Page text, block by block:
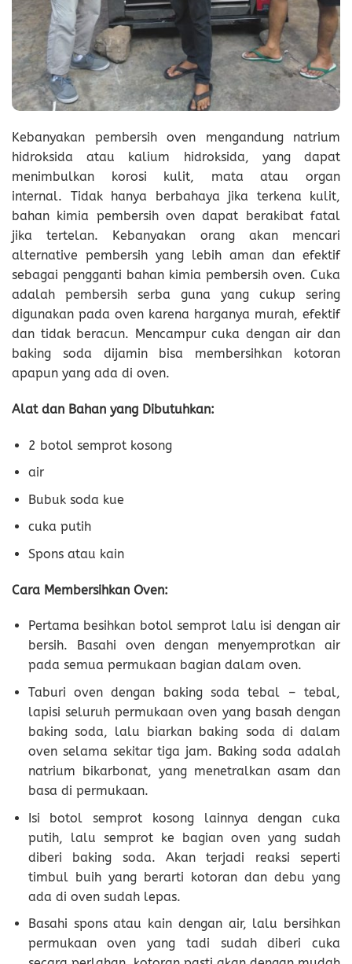
Kebanyakan pembersih oven mengandung natrium
hidroksida atau kalium hidroksida, yang dapat
menimbulkan korosi kulit, mata atau organ
internal. Tidak hanya berbahaya jika terkena kulit,
bahan kimia pembersih oven dapat berakibat fatal
jika tertelan. Kebanyakan orang akan mencari
alternative pembersih yang lebih aman dan efektif
sebagai pengganti bahan kimia pembersih oven. Cuka
adalah pembersih serba guna yang cukup sering
digunakan pada oven karena harganya murah, efektif
dan tidak beracun. Mencampur cuka dengan air dan
baking soda dijamin bisa membersihkan kotoran
apapun yang ada di oven.
Alat dan Bahan yang Dibutuhkan:
2 botol semprot kosong
air
Bubuk soda kue
cuka putih
Spons atau kain
Cara Membersihkan Oven:
Pertama besihkan botol semprot lalu isi dengan air
bersih. Basahi oven dengan menyemprotkan air
pada semua permukaan bagian dalam oven.
Taburi oven dengan baking soda tebal – tebal,
lapisi seluruh permukaan oven yang basah dengan
baking soda, lalu biarkan baking soda di dalam
oven selama sekitar tiga jam. Baking soda adalah
natrium bikarbonat, yang menetralkan asam dan
basa di permukaan.
Isi botol semprot kosong lainnya dengan cuka
putih, lalu semprot ke bagian oven yang sudah
diberi baking soda. Akan terjadi reaksi seperti
timbul buih yang berarti kotoran dan debu yang
ada di oven sudah lepas.
Basahi spons atau kain dengan air, lalu bersihkan
permukaan oven yang tadi sudah diberi cuka